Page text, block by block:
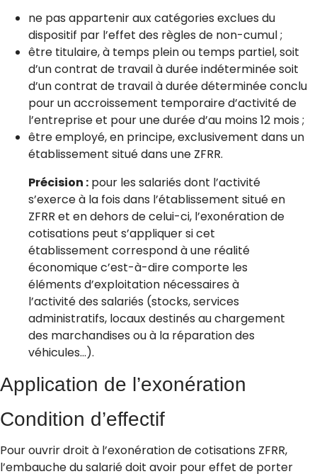
ne pas appartenir aux catégories exclues du
dispositif par l’effet des règles de non-cumul ;
être titulaire, à temps plein ou temps partiel, soit
d’un contrat de travail à durée indéterminée soit
d’un contrat de travail à durée déterminée conclu
pour un accroissement temporaire d’activité de
l’entreprise et pour une durée d’au moins 12 mois ;
être employé, en principe, exclusivement dans un
établissement situé dans une ZFRR.
Précision : pour les salariés dont l’activité
s’exerce à la fois dans l’établissement situé en
ZFRR et en dehors de celui-ci, l’exonération de
cotisations peut s’appliquer si cet
établissement correspond à une réalité
économique c’est-à-dire comporte les
éléments d’exploitation nécessaires à
l’activité des salariés (stocks, services
administratifs, locaux destinés au chargement
des marchandises ou à la réparation des
véhicules…).
Application de l’exonération
Condition d’effectif
Pour ouvrir droit à l’exonération de cotisations ZFRR,
l’embauche du salarié doit avoir pour effet de porter